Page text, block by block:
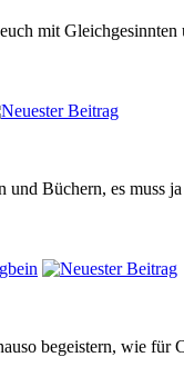
mit
Büchern, es muss
begeistern, wie für